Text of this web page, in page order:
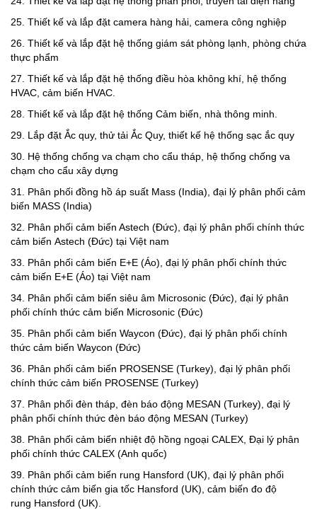
25. Thiết kế và lắp đặt camera hàng hải, camera công nghiệp
26. Thiết kế và lắp đặt hệ thống giám sát phòng lạnh, phòng chứa
thực phẩm
27. Thiết kế và lắp đặt hệ thống điều hòa không khí, hệ thống
HVAC, cảm biến HVAC.
28. Thiết kế và lắp đặt hệ thống Cảm biến, nhà thông minh.
29. Lắp đặt Ắc quy, thử tải Ắc Quy, thiết kế hệ thống sạc ắc quy
30. Hệ thống chống va chạm cho cẩu tháp, hệ thống chống va
chạm cho cẩu xây dựng
31. Phân phối đồng hồ áp suất Mass (India), đại lý phân phối cảm
biến MASS (India)
32. Phân phối cảm biến Astech (Đức), đại lý phân phối chính thức
cảm biến Astech (Đức) tại Việt nam
33. Phân phối cảm biến E+E (Áo), đại lý phân phối chính thức
cảm biến E+E (Áo) tại Việt nam
34. Phân phối cảm biến siêu âm Microsonic (Đức), đại lý phân
phối chính thức cảm biến Microsonic (Đức)
35. Phân phối cảm biến Waycon (Đức), đại lý phân phối chính
thức cảm biến Waycon (Đức)
36. Phân phối cảm biến PROSENSE (Turkey), đại lý phân phối
chính thức cảm biến PROSENSE (Turkey)
37. Phân phối đèn tháp, đèn báo động MESAN (Turkey), đại lý
phân phối chính thức đèn báo động MESAN (Turkey)
38. Phân phối cảm biến nhiệt độ hồng ngoại CALEX, Đại lý phân
phối chính thức CALEX (Anh quốc)
39. Phân phối cảm biến rung Hansford (UK), đại lý phân phối
chính thức cảm biến gia tốc Hansford (UK), cảm biến đo độ
rung Hansford (UK).